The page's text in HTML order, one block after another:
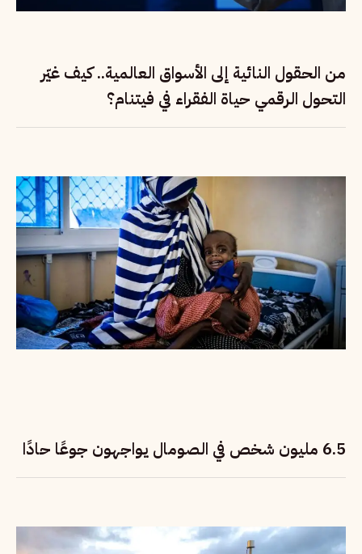
من الحقول النائية إلى الأسواق العالمية.. كيف غيّر
التحول الرقمي حياة الفقراء في فيتنام؟
6.5 مليون شخص في الصومال يواجهون جوعًا حادًا